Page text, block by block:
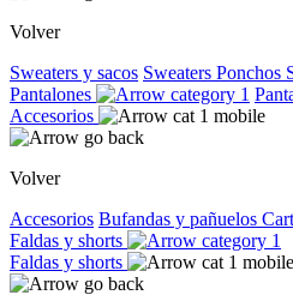
Volver
Sweaters y sacos Sweaters Ponchos
Pantalones
Accesorios
Volver
Accesorios Bufandas y pañuelos
Faldas y shorts
Faldas y shorts